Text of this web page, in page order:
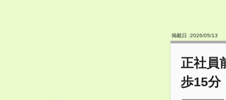
掲載日 :2026/05/13
正社員
歩15分